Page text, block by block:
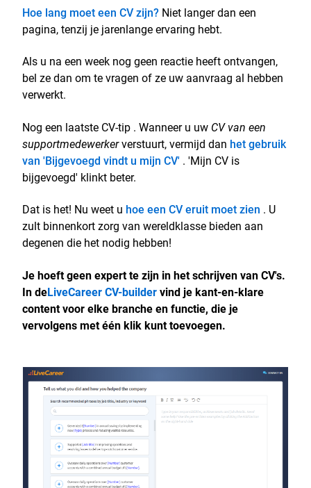
Hoe lang moet een CV zijn? Niet langer dan een
pagina, tenzij je jarenlange ervaring hebt.
Als u na een week nog geen reactie heeft ontvangen,
bel ze dan om te vragen of ze uw aanvraag al hebben
verwerkt.
Nog een laatste CV-tip . Wanneer u uw CV van een
supportmedewerkerverstuurt, vermijd dan het gebruik
van 'Bijgevoegd vindt u mijn CV' . 'Mijn CV is
bijgevoegd' klinkt beter.
Dat is het! Nu weet u hoe een CV eruit moet zien . U
zult binnenkort zorg van wereldklasse bieden aan
degenen die het nodig hebben!
Je hoeft geen expert te zijn in het schrijven van CV's.
In deLiveCareer CV-buildervind je kant-en-klare
content voor elke branche en functie, die je
vervolgens met één klik kunt toevoegen.